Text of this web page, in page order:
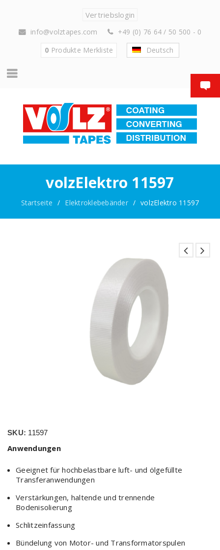
Vertriebslogin
info@volztapes.com
+49 (0) 76 64 / 50 500 - 0
0 Produkte Merkliste Deutsch
volzElektro 11597
Startseite / Elektroklebebänder / volzElektro 11597
SKU: 11597
Anwendungen
Geeignet für hochbelastbare luft- und ölgefüllte
Transferanwendungen
Verstärkungen, haltende und trennende
Bodenisolierung
Schlitzeinfassung
Bündelung von Motor- und Transformatorspulen